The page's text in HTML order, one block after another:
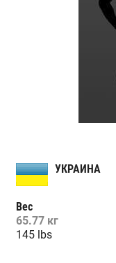
УКРАИНА
Вес
65.77 кг
145 lbs